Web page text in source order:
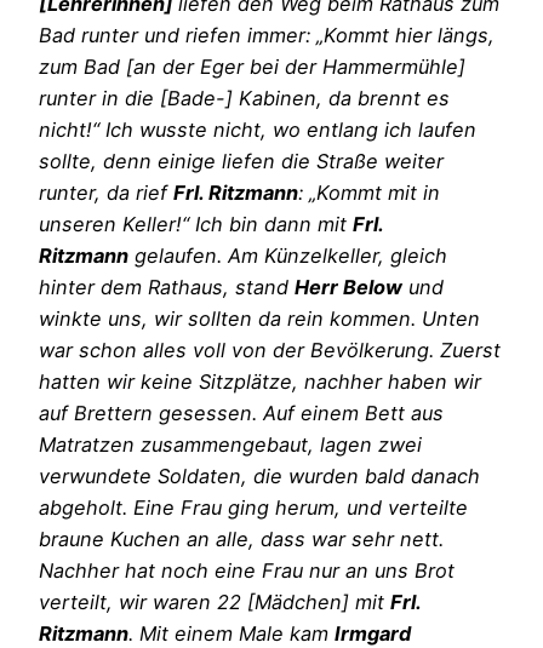
Bad runter und riefen immer: „Kommt hier längs,
zum Bad [an der Eger bei der Hammermühle]
runter in die [Bade-] Kabinen, da brennt es
nicht!“ Ich wusste nicht, wo entlang ich laufen
sollte, denn einige liefen die Straße weiter
runter, da rief Frl. Ritzmann: „Kommt mit in
unseren Keller!“ Ich bin dann mit Frl.
Ritzmann gelaufen. Am Künzelkeller, gleich
hinter dem Rathaus, stand Herr Below und
winkte uns, wir sollten da rein kommen. Unten
war schon alles voll von der Bevölkerung. Zuerst
hatten wir keine Sitzplätze, nachher haben wir
auf Brettern gesessen. Auf einem Bett aus
Matratzen zusammengebaut, lagen zwei
verwundete Soldaten, die wurden bald danach
abgeholt. Eine Frau ging herum, und verteilte
braune Kuchen an alle, dass war sehr nett.
Nachher hat noch eine Frau nur an uns Brot
verteilt, wir waren 22 [Mädchen] mit Frl.
Ritzmann. Mit einem Male kam Irmgard